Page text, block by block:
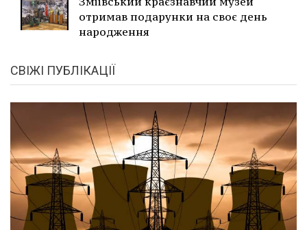
отримав подарунки на своє день
народження
СВІЖІ ПУБЛІКАЦІЇ